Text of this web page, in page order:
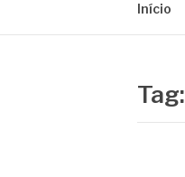
Início
Tag: